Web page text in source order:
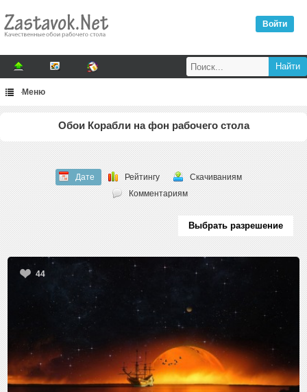
Войти
Меню
Обои Корабли на фон рабочего стола
Дате Рейтингу
Скачиваниям
Комментариям
Выбрать разрешение
44